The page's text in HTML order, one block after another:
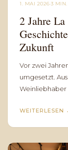
1. MAI 2026·3 MIN.
2 Jahre
Zukunft
Vor zwei
umgesetzt.
Weinliebhaber
WEITERLESEN